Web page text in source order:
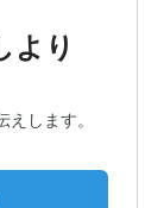
より
します。